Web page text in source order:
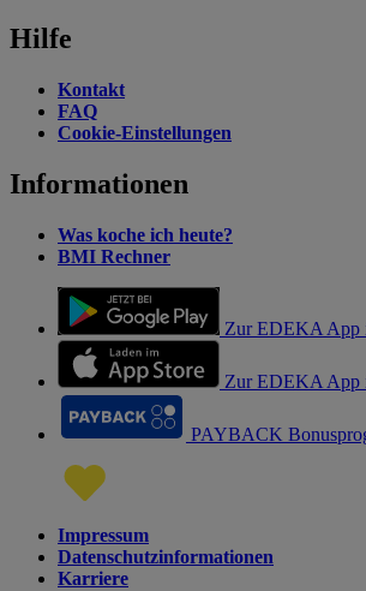
Hilfe
Kontakt
FAQ
Cookie-Einstellungen
Informationen
Was koche ich heute?
BMI Rechner
Zur EDEKA App
Zur EDEKA App
PAYBACK
Impressum
Datenschutzinformationen
Karriere